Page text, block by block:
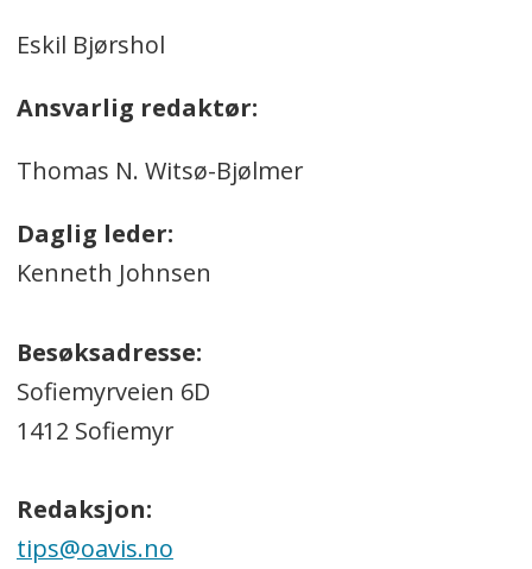
Eskil Bjørshol
Ansvarlig redaktør:
Thomas N. Witsø-Bjølmer
Daglig leder:
Kenneth Johnsen
Besøksadresse:
Sofiemyrveien 6D
1412 Sofiemyr
Redaksjon:
tips@oavis.no